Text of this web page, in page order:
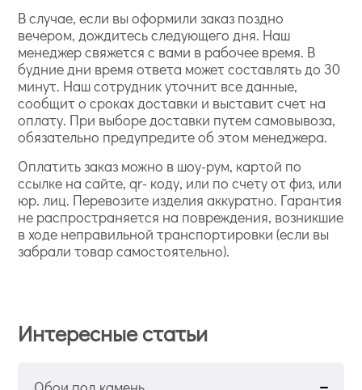
В случае, если вы оформили заказ поздно
вечером, дождитесь следующего дня. Наш
менеджер свяжется с вами в рабочее время. В
будние дни время ответа может составлять до 30
минут. Наш сотрудник уточнит все данные,
сообщит о сроках доставки и выставит счет на
оплату. При выборе доставки путем самовывоза,
обязательно предупредите об этом менеджера.
Оплатить заказ можно в шоу-рум, картой по
ссылке на сайте, qr- коду, или по счету от физ, или
юр. лиц. Перевозите изделия аккуратно. Гарантия
не распространяется на повреждения, возникшие
в ходе неправильной транспортировки (если вы
забрали товар самостоятельно).
Интересные статьи